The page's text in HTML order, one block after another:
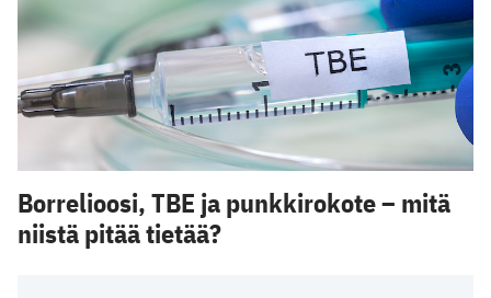
Borrelioosi, TBE ja punkkirokote – mitä
niistä pitää tietää?